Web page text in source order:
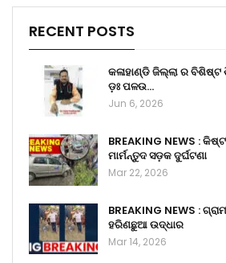
RECENT POSTS
କଳାହାଣ୍ଡି ଜିଲ୍ଲା ର ବିଶିଷ୍ଟ
ଡ଼ଃ ପଳଉ…
Jun 6, 2026
BREAKING NEWS :
ମାର୍ମନ୍ତୁଦ ସଡ଼କ ଦୁର୍ଘଟଣା
Mar 22, 2026
BREAKING NEWS :
ହରିଣଛୁଆ ଉଦ୍ଧାର
Mar 14, 2026